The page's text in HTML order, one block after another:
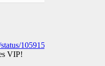
1059158546422661121
VIP!